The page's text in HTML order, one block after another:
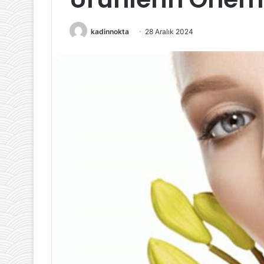
kadinnokta 28 Aralık 2024
Yolları
23 Mart 2025
Kırışıklıkları